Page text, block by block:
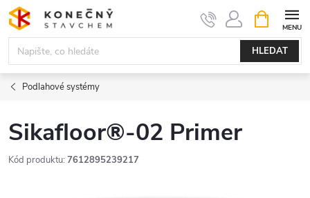
Přejít
na
obsah
HLEDAT
NÁKUPNÍ
KOŠÍK
Podlahové systémy
Sikafloor®-02 Primer
Kód produktu: 7612895239217